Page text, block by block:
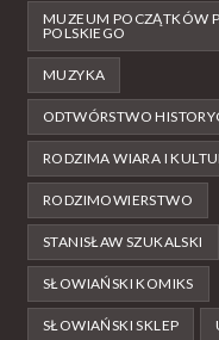
MUZEUM POCZĄTKÓW
POLSKIEGO
MUZYKA
ODTWÓRSTWO
RODZIMA WIARA I
RODZIMOWIERSTWO
STANISŁAW SZUKALSKI
SŁOWIAŃSKI KOMIKS
SŁOWIAŃSKI SKLEP